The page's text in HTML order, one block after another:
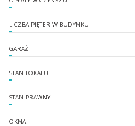
LICZBA PIĘTER W BUDYNKU
GARAŻ
STAN LOKALU
STAN PRAWNY
OKNA